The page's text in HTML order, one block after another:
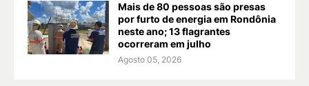
Mais de 80 pessoas são presas
por furto de energia em Rondônia
neste ano; 13 flagrantes
ocorreram em julho
Agosto 05, 2026